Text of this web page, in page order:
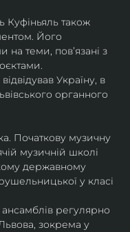
Куфіньяль також
Його
на теми, пов’язані з
Україну, в
органного
Початкову музичну
музичній школі
державному
у класі
ансамблів регулярно
зокрема у